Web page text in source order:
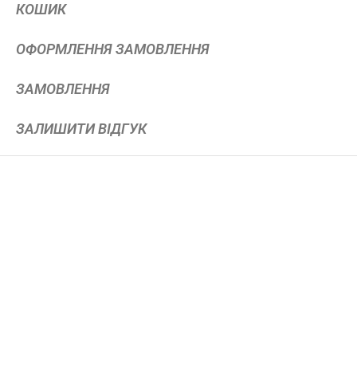
КОШИК
ОФОРМЛЕННЯ ЗАМОВЛЕННЯ
ЗАМОВЛЕННЯ
ЗАЛИШИТИ ВІДГУК